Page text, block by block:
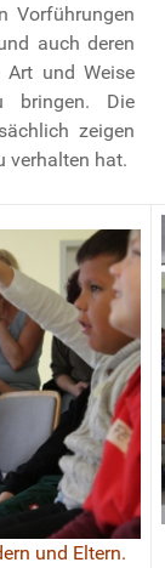
Vorführungen
auch deren
Art und Weise
bringen. Die
zeigen
verhalten hat.
und Eltern.